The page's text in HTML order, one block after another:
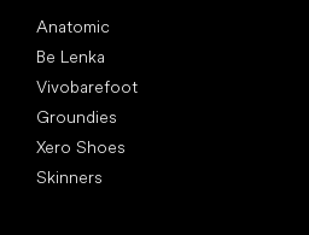
Anatomic
Be Lenka
Vivobarefoot
Groundies
Xero Shoes
Skinners